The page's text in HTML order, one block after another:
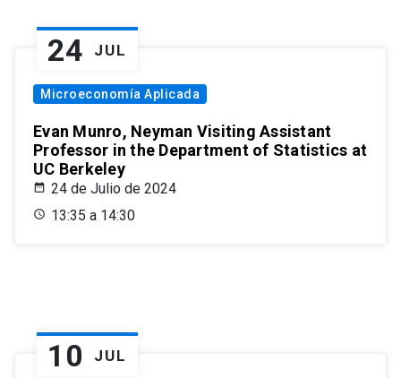
24 JUL
Microeconomía Aplicada
Evan Munro, Neyman Visiting Assistant
Professor in the Department of Statistics at
UC Berkeley
24 de Julio de 2024
13:35 a 14:30
10 JUL